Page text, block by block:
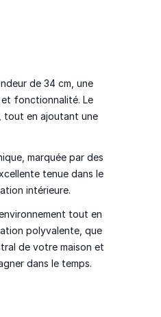
de 34 cm, une
fonctionnalité. Le
tout en ajoutant une
marquée par des
tenue dans le
intérieure.
tout en
polyvalente, que
de votre maison et
dans le temps.